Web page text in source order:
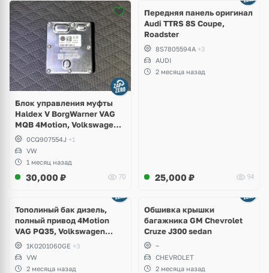
Блок управления муфты
Haldex V BorgWarner VAG
MQB 4Motion, Volkswagen
Tiguan
0CQ907554J +1
VW
1 месяц назад
30,000 ₽ 70
2 фото
Передняя панель оригинал
Audi TTRS 8S Coupe,
Roadster
8S7805594A +3
AUDI
2 месяца назад
25,000 ₽ 94
Тополиный бак дизель,
полный привод 4Motion
VAG PQ35, Volkswagen
Scirocco, Golf V, VI, Skoda
Yeti, Octavia A5, Superb,
Audi A3, Seat Altea
1K0201060GE +3
VW
2 месяца назад
Обшивка крышки
багажника GM Chevrolet
Cruze J300 sedan
~
CHEVROLET
2 месяца назад